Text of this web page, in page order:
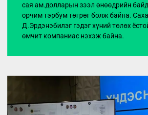
сая ам.долларын зээл өнөөдрийн
орчим тэрбум төгрөг болж байна.
Д.Эрдэнэбилэг гэдэг хүний төлөх
өмчит компаниас нэхэж байна.